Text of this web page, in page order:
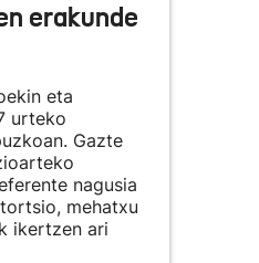
erakunde
eta
urteko
Gazte
nagusia
mehatxu
ikertzen ari